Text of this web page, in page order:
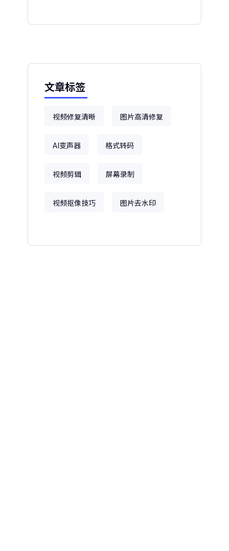
文章标签
视频修复清晰 图片高清修复
AI变声器 格式转码
视频剪辑 屏幕录制
视频抠像技巧 图片去水印